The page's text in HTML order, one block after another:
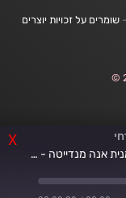
X
שעת אפס - אביה פרחי - סיפורה של האמנית אנה מנדייטה - 30.6.26
- שומרים על זכויות יוצרים